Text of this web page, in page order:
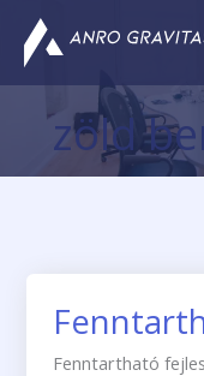
content
zöld
Fenntartható
Fenntartható
fejlesztések